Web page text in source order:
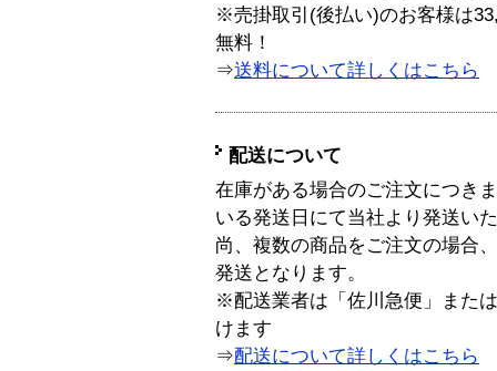
※売掛取引(後払い)のお客様は
無料！
⇒送料について詳しくはこちら
配送について
在庫がある場合のご注文につき
いる発送日にて当社より発送い
尚、複数の商品をご注文の場合
発送となります。
※配送業者は「佐川急便」また
けます
⇒配送について詳しくはこちら